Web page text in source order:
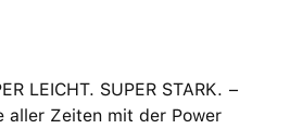
LEICHT. SUPER STARK. −
aller Zeiten mit der Power